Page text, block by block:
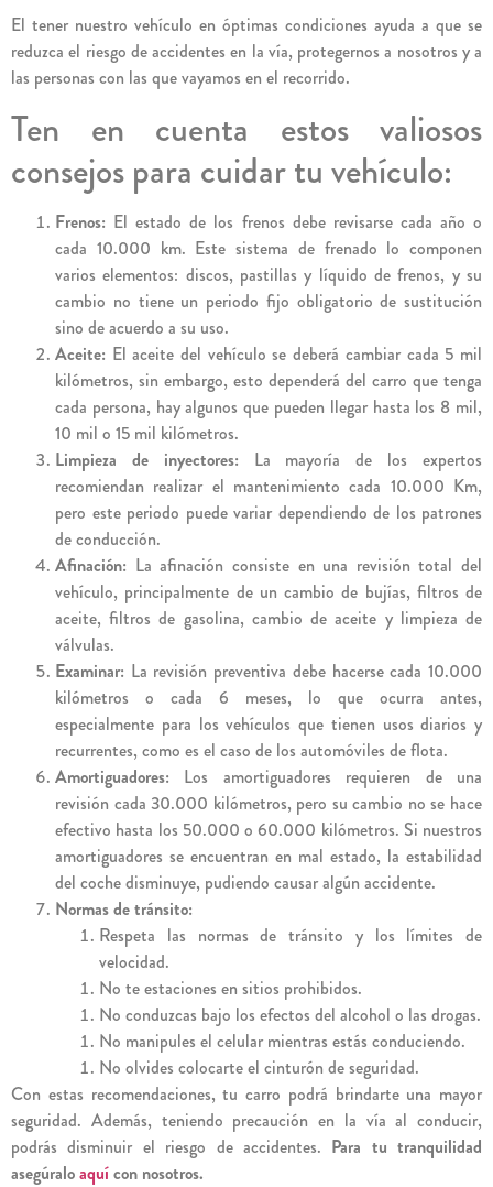
El tener nuestro vehículo en óptimas condiciones ayuda a que se
reduzca el riesgo de accidentes en la vía, protegernos a nosotros y a
las personas con las que vayamos en el recorrido.
Ten en cuenta estos valiosos
consejos para cuidar tu vehículo:
Frenos: El estado de los frenos debe revisarse cada año o
cada 10.000 km. Este sistema de frenado lo componen
varios elementos: discos, pastillas y líquido de frenos, y su
cambio no tiene un periodo fijo obligatorio de sustitución
sino de acuerdo a su uso.
Aceite: El aceite del vehículo se deberá cambiar cada 5 mil
kilómetros, sin embargo, esto dependerá del carro que tenga
cada persona, hay algunos que pueden llegar hasta los 8 mil,
10 mil o 15 mil kilómetros.
Limpieza de inyectores: La mayoría de los expertos
recomiendan realizar el mantenimiento cada 10.000 Km,
pero este periodo puede variar dependiendo de los patrones
de conducción.
Afinación: La afinación consiste en una revisión total del
vehículo, principalmente de un cambio de bujías, filtros de
aceite, filtros de gasolina, cambio de aceite y limpieza de
válvulas.
Examinar: La revisión preventiva debe hacerse cada 10.000
kilómetros o cada 6 meses, lo que ocurra antes,
especialmente para los vehículos que tienen usos diarios y
recurrentes, como es el caso de los automóviles de flota.
Amortiguadores: Los amortiguadores requieren de una
revisión cada 30.000 kilómetros, pero su cambio no se hace
efectivo hasta los 50.000 o 60.000 kilómetros. Si nuestros
amortiguadores se encuentran en mal estado, la estabilidad
del coche disminuye, pudiendo causar algún accidente.
Normas de tránsito:
Respeta las normas de tránsito y los límites de
velocidad.
No te estaciones en sitios prohibidos.
No conduzcas bajo los efectos del alcohol o las drogas.
No manipules el celular mientras estás conduciendo.
No olvides colocarte el cinturón de seguridad.
Con estas recomendaciones, tu carro podrá brindarte una mayor
seguridad. Además, teniendo precaución en la vía al conducir,
podrás disminuir el riesgo de accidentes. Para tu tranquilidad
asegúraloaquícon nosotros.